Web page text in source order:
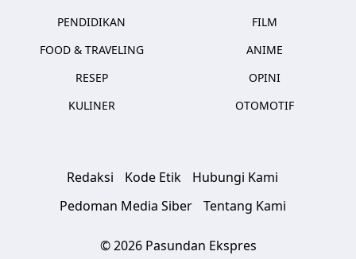
PENDIDIKAN
FOOD & TRAVELING
RESEP
KULINER
FILM
ANIME
OPINI
OTOMOTIF
Redaksi Kode Etik
Hubungi Kami
Pedoman Media Siber
Tentang Kami
© 2026 Pasundan Ekspres